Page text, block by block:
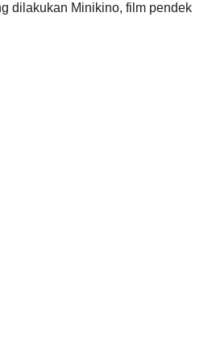
dilakukan Minikino, film pendek